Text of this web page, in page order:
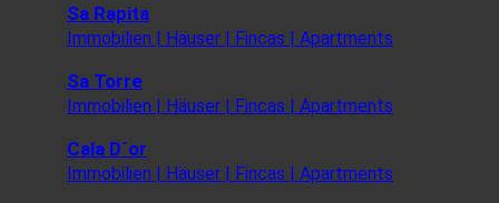
Sa Rapita
Immobilien | Häuser | Fincas | Apartments
Sa Torre
Immobilien | Häuser | Fincas | Apartments
Cala D´or
Immobilien | Häuser | Fincas | Apartments